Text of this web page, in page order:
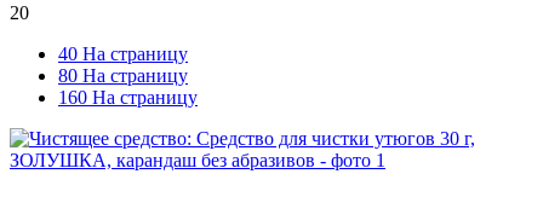
20
40 На страницу
80 На страницу
160 На страницу